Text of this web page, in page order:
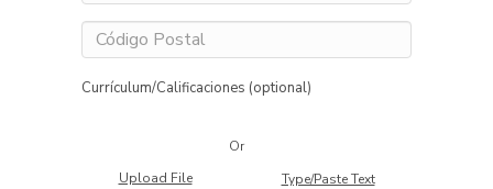
Currículum/Calificaciones (optional)
Upload File
Or
Type/Paste Text